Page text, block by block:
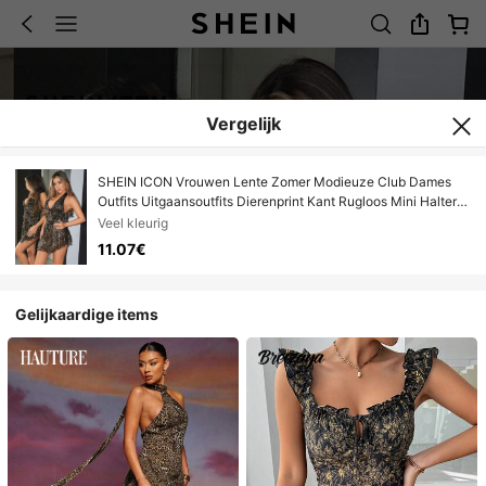
Vergelijk
SHEIN ICON Vrouwen Lente Zomer Modieuze Club Dames
Outfits Uitgaansoutfits Dierenprint Kant Rugloos Mini Halter
Sexy Mini Jurk
Veel kleurig
11.07€
Gelijkaardige items